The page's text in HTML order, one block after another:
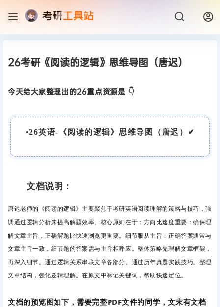
26考研《阅读的逻辑》思维导图（唐迟）
今天给大家整理出的26重点资源是 👇
•26英语-《阅读的逻辑》思维导图（唐迟） ✔
文档说明：
唐迟老师的《阅读的逻辑》主要聚焦于考研英语阅读理解的策略与技巧，强
调通过逻辑分析来提高解题效率。核心原则在于：方向比速度重要 ：确保理
解文章主旨，正确解题比快速浏览更重要。细节服从主旨 ：正确答案通常与
文章主旨一致，细节题的答案需与主旨相呼应。整体策略先理解文章框架，
再深入细节。通过逻辑关系串联文章各部分。通过历年真题实践技巧。整理
文章结构，强化逻辑理解。在原文中标记关键词，帮助快速定位。
文档的预览图如下，需要完整PDF文件的同学，文末有文档